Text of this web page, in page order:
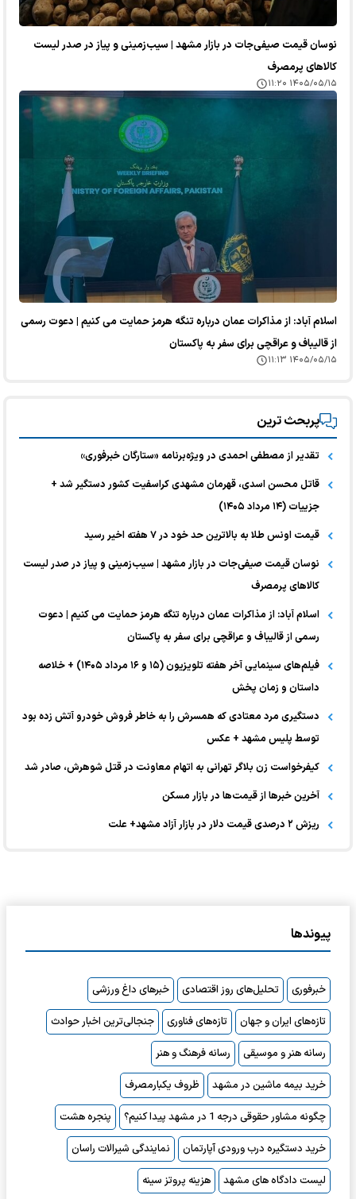
نوسان قیمت صیفی‌جات در بازار مشهد | سیب‌زمینی و پیاز در صدر لیست
کالا‌های پرمصرف
۱۴۰۵/۰۵/۱۵ ۱۱:۲۰
اسلام آباد: از مذاکرات عمان درباره تنگه هرمز حمایت می کنیم | دعوت رسمی
از قالیباف و عراقچی برای سفر به پاکستان
۱۴۰۵/۰۵/۱۵ ۱۱:۱۳
پربحث ترین
تقدیر از مصطفی احمدی در ویژه‌برنامه «ستارگان خبرفوری»
قاتل محسن اسدی، قهرمان مشهدی کراسفیت کشور دستگیر شد +
جزییات (۱۴ مرداد ۱۴۰۵)
قیمت اونس طلا به بالاترین حد خود در ۷ هفته اخیر رسید
نوسان قیمت صیفی‌جات در بازار مشهد | سیب‌زمینی و پیاز در صدر لیست
کالا‌های پرمصرف
اسلام آباد: از مذاکرات عمان درباره تنگه هرمز حمایت می کنیم | دعوت
رسمی از قالیباف و عراقچی برای سفر به پاکستان
فیلم‌های سینمایی آخر هفته تلویزیون (۱۵ و ۱۶ مرداد ۱۴۰۵) + خلاصه
داستان و زمان پخش
دستگیری مرد معتادی که همسرش را به خاطر فروش خودرو آتش زده بود
توسط پلیس مشهد + عکس
کیفرخواست زن بلاگر تهرانی به اتهام معاونت در قتل شوهرش، صادر شد
آخرین خبر‌ها از قیمت‌ها در بازار مسکن
ریزش ۲ درصدی قیمت دلار در بازار آزاد مشهد+ علت
پیوندها
خبرفوری تحلیل‌های روز اقتصادی
خبرهای داغ ورزشی
تازه‌های ایران و جهان
تازه‌های فناوری
جنجالی‌ترین اخبار حوادث
رسانه هنر و موسیقی
رسانه فرهنگ و هنر
خرید بیمه ماشین در مشهد
ظروف یکبارمصرف
چگونه مشاور حقوقی درجه 1 در مشهد پیدا کنیم؟
پنجره هشت
خرید دستگیره درب ورودی آپارتمان
نمایندگی شیرالات راسان
لیست دادگاه های مشهد
هزینه پروتز سینه